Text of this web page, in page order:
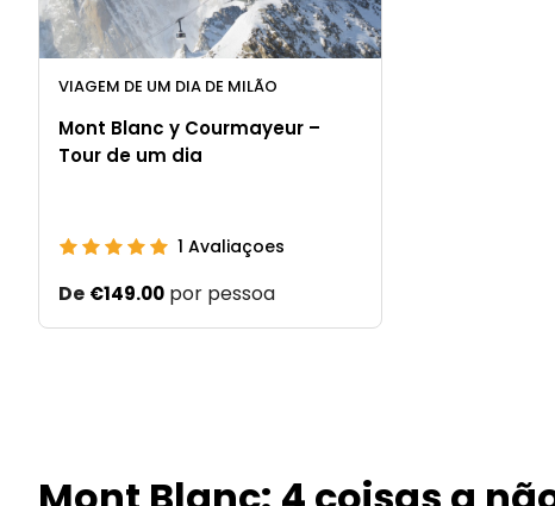
VIAGEM DE UM DIA DE MILÃO
Mont Blanc y Courmayeur –
Tour de um dia
1 Avaliaçoes
De €149.00 por pessoa